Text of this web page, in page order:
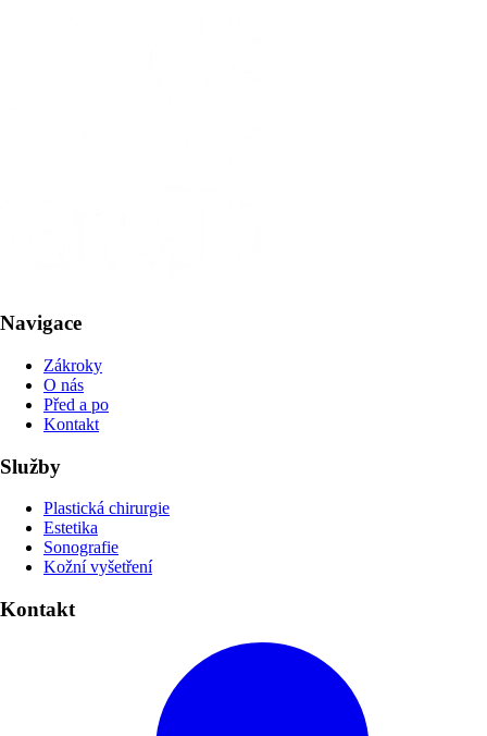
Navigace
Zákroky
O nás
Před a po
Kontakt
Služby
Plastická chirurgie
Estetika
Sonografie
Kožní vyšetření
Kontakt